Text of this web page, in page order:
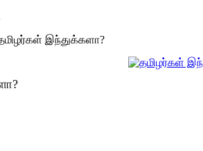
இந்துக்களா?